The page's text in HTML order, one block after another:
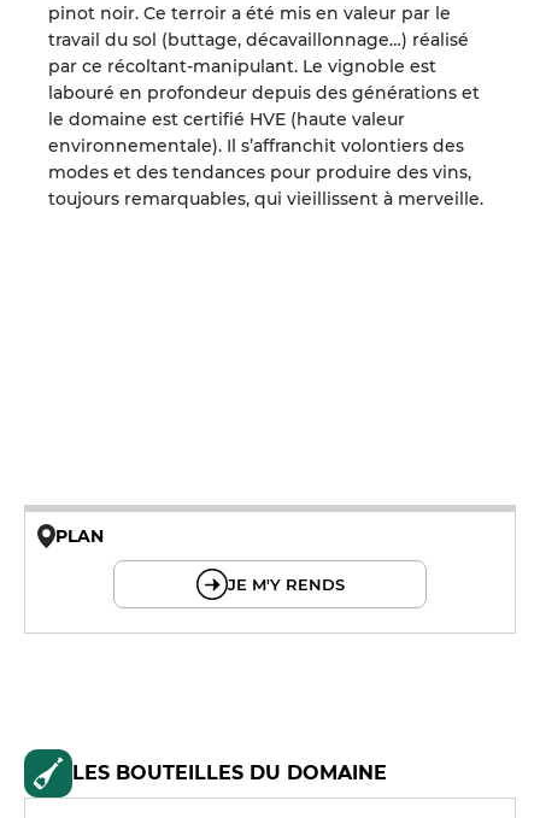
pinot noir. Ce terroir a été mis en valeur par le
travail du sol (buttage, décavaillonnage…) réalisé
par ce récoltant-manipulant. Le vignoble est
labouré en profondeur depuis des générations et
le domaine est certifié HVE (haute valeur
environnementale). Il s’affranchit volontiers des
modes et des tendances pour produire des vins,
toujours remarquables, qui vieillissent à merveille.
PLAN
JE M'Y RENDS
LES BOUTEILLES DU DOMAINE